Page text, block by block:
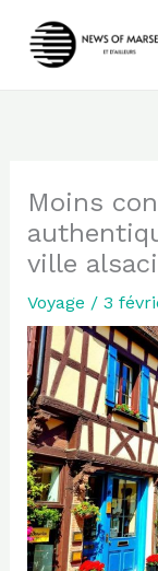
Moins
ville
Voyage / 3